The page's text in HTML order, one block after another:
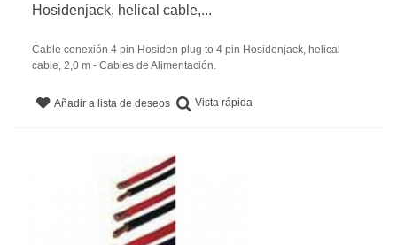
Hosidenjack, helical cable,...
Cable conexión 4 pin Hosiden plug to 4 pin Hosidenjack, helical
cable, 2,0 m - Cables de Alimentación.
Añadir a lista de deseos Vista rápida